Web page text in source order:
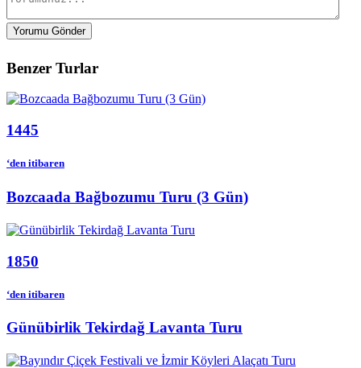
Yorumu Gönder
Benzer Turlar
1445
‘den itibaren
Bozcaada Bağbozumu Turu (3 Gün)
1850
‘den itibaren
Günübirlik Tekirdağ Lavanta Turu